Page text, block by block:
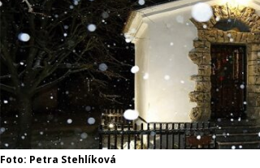
Foto: Petra Stehlíková